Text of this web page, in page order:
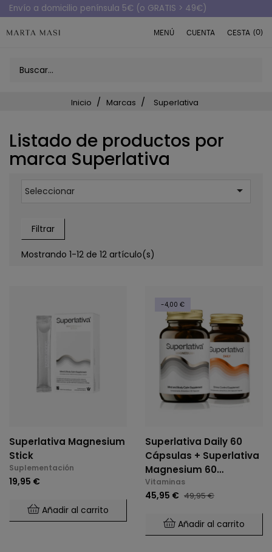
Envío a domicilio península 5€ (o GRATIS > 49€)
MENÚ CUENTA CESTA (0)
Inicio Marcas Superlativa
Listado de productos por
marca Superlativa
Seleccionar 
Filtrar
Mostrando 1-12 de 12 artículo(s)
Superlativa Magnesium
Stick
Suplementación
19,95 €
Añadir al carrito
-4,00 €
Superlativa Daily 60
Cápsulas + Superlativa
Magnesium 60
Cápsulas
Vitaminas
45,95 € 49,95 €
Añadir al carrito